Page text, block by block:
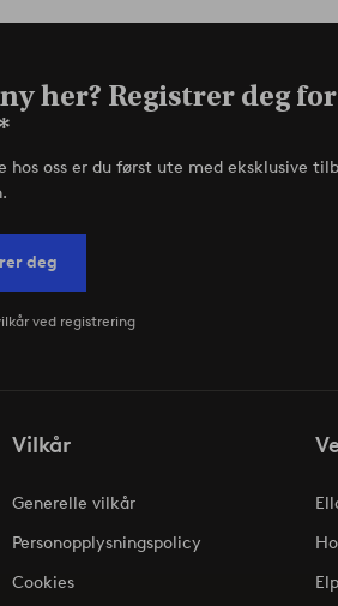
her? Registrer deg
hos oss er du først ute med eksklusive
deg
ved registrering
Vilkår
Generelle vilkår
Personopplysningspolicy
Cookies